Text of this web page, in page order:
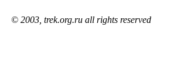
© 2003, trek.org.ru all rights reserved